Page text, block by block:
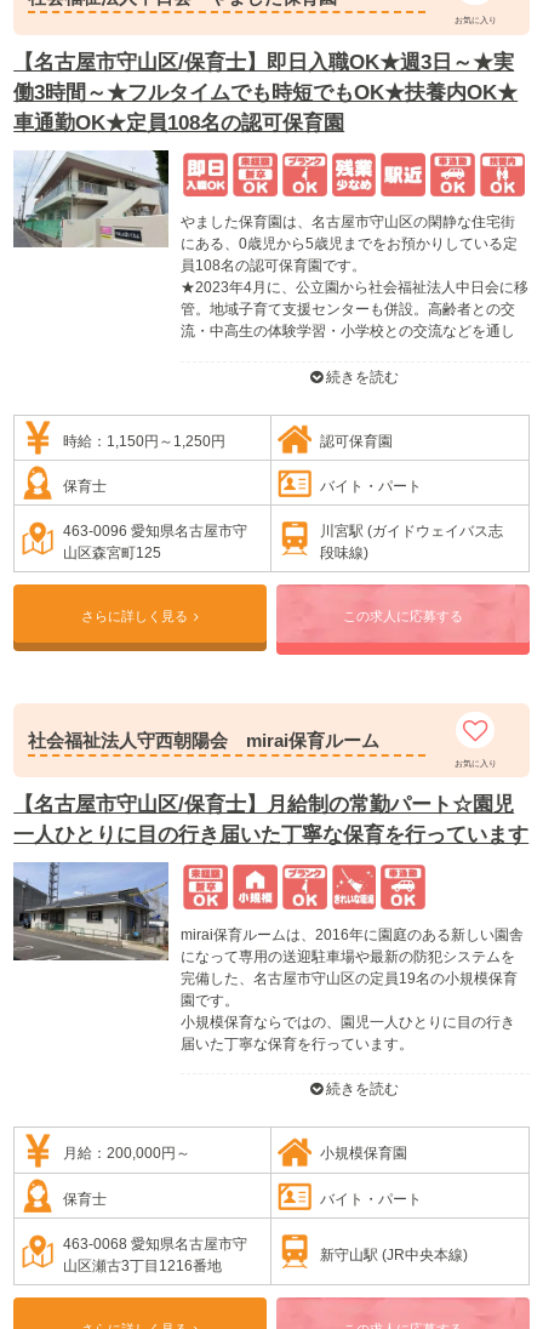
お気に入り
【名古屋市守山区/保育士】即日入職OK★週3日～★実
働3時間～★フルタイムでも時短でもOK★扶養内OK★
車通勤OK★定員108名の認可保育園
やました保育園は、名古屋市守山区の閑静な住宅街
にある、0歳児から5歳児までをお預かりしている定
員108名の認可保育園です。
★2023年4月に、公立園から社会福祉法人中日会に移
管。地域子育て支援センターも併設。高齢者との交
流・中高生の体験学習・小学校との交流などを通し
★遊具もたくさんある、子ども達が走り回って遊べ
菜を育てています。夏になると南側のフェンス沿い
にオーシャンブルーやゴーヤのグリーンカーテンを
作るなど、環境教育（エコ活動）にも取り組んでい
続きを読む
時給：1,150円～1,250円 認可保育園
保育士 バイト・パート
463-0096 愛知県名古屋市守
山区森宮町125
川宮駅 (ガイドウェイバス志
段味線)
さらに詳しく見る この求人に応募する
社会福祉法人守西朝陽会 mirai保育ルーム
お気に入り
【名古屋市守山区/保育士】月給制の常勤パート☆園児
一人ひとりに目の行き届いた丁寧な保育を行っています
mirai保育ルームは、2016年に園庭のある新しい園舎
になって専用の送迎駐車場や最新の防犯システムを
完備した、名古屋市守山区の定員19名の小規模保育
園です。
小規模保育ならではの、園児一人ひとりに目の行き
届いた丁寧な保育を行っています。
い日は近くの庄内川の河原までお散歩に行ったり、
しています。
小規模保育ならではの、園児一人ひとりに目の行き
届いた丁寧な保育を行っています。
募集に関する詳細は、ほいともにお問い合わせくだ
さい。
続きを読む
月給：200,000円～ 小規模保育園
保育士 バイト・パート
463-0068 愛知県名古屋市守
山区瀬古3丁目1216番地
新守山駅 (JR中央本線)